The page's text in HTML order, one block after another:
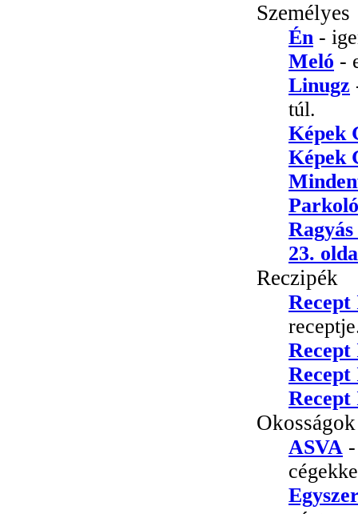
Személyes
Én -
Meló -
Linugz
túl.
Képek
Képek
23.
Reczipék
Recept
Recept
Okosságok
ASVA